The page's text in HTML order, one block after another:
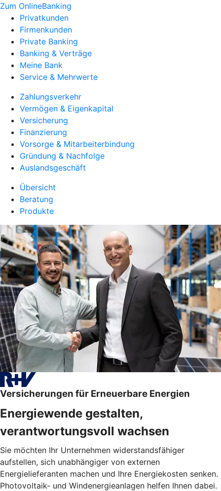
Zum OnlineBanking
Privatkunden
Firmenkunden
Private Banking
Banking & Verträge
Meine Bank
Service & Mehrwerte
Zahlungsverkehr
Vermögen & Eigenkapital
Versicherung
Finanzierung
Vorsorge & Mitarbeiterbindung
Gründung & Nachfolge
Auslandsgeschäft
Übersicht
Beratung
Produkte
Versicherungen für Erneuerbare Energien
Energiewende gestalten,
verantwortungsvoll wachsen
Sie möchten Ihr Unternehmen widerstandsfähiger
aufstellen, sich unabhängiger von externen
Energielieferanten machen und Ihre Energiekosten senken.
Photovoltaik- und Windenergieanlagen helfen Ihnen dabei.